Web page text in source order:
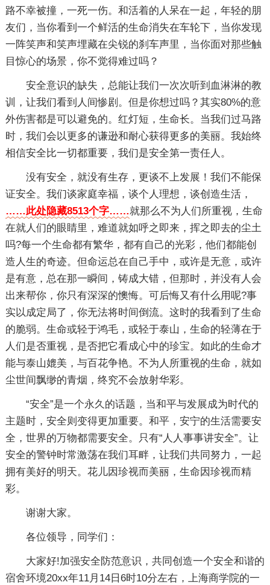
路不幸被撞，一死一伤。和活着的人呆在一起，年轻的朋
友们，当你看到一个鲜活的生命消失在车轮下，当你发现
一阵笑声和笑声埋藏在尖锐的刹车声里，当你面对那些触
目惊心的场景，你不觉得难过吗？
安全意识的缺失，总能让我们一次次听到血淋淋的教
训，让我们看到人间惨剧。但是你想过吗？其实80%的意
外伤害都是可以避免的。红灯短，生命长。当我们过马路
时，我们会以更多的谦逊和耐心获得更多的美丽。我始终
相信安全比一切都重要，我们是安全第一责任人。
没有安全，就没有生存，更谈不上发展！我们不能保
证安全。我们谈家庭幸福，谈个人理想，谈创造生活，
……此处隐藏8513个字……就那么不为人们所重视，生命
在就人们的眼睛里，难道就如呼之即来，挥之即去的尘土
吗?每一个生命都有繁华，都有自己的光彩，他们都能创
造人生的奇迹。但命运总在自己手中，或许是无意，或许
是有意，总在那一瞬间，铸成大错，但那时，并没有人会
出来帮你，你只有深深的懊悔。可后悔又有什么用呢?事
实以成定局了，你无法将时间倒流。这时的我看到了生命
的脆弱。生命或轻于鸿毛，或轻于泰山，生命的轻薄在于
人们是否重视，是否把它看成心中的珍宝。如此的生命才
能与泰山媲美，与百花争艳。不为人所重视的生命，就如
尘世间飘缈的青烟，终究不会放射华彩。
“安全”是一个永久的话题，当和平与发展成为时代的
主题时，安全则变得更加重要。和平，安宁的生活需要安
全，世界的万物都需要安全。只有“人人事事讲安全”。让
安全的警钟时常激荡在我们耳畔，让我们共同努力，一起
拥有美好的明天。花儿因珍视而美丽，生命因珍视而精
彩。
谢谢大家。
各位领导，同学们：
大家好!加强安全防范意识，共同创造一个安全和谐的
宿舍环境20xx年11月14日6时10分左右，上海商学院的一